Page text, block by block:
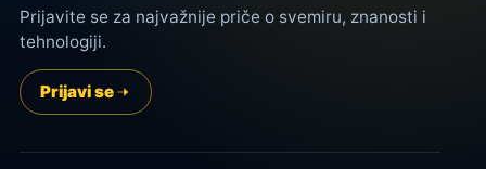
Prijavite se za najvažnije priče o svemiru, znanosti i
tehnologiji.
Prijavi se